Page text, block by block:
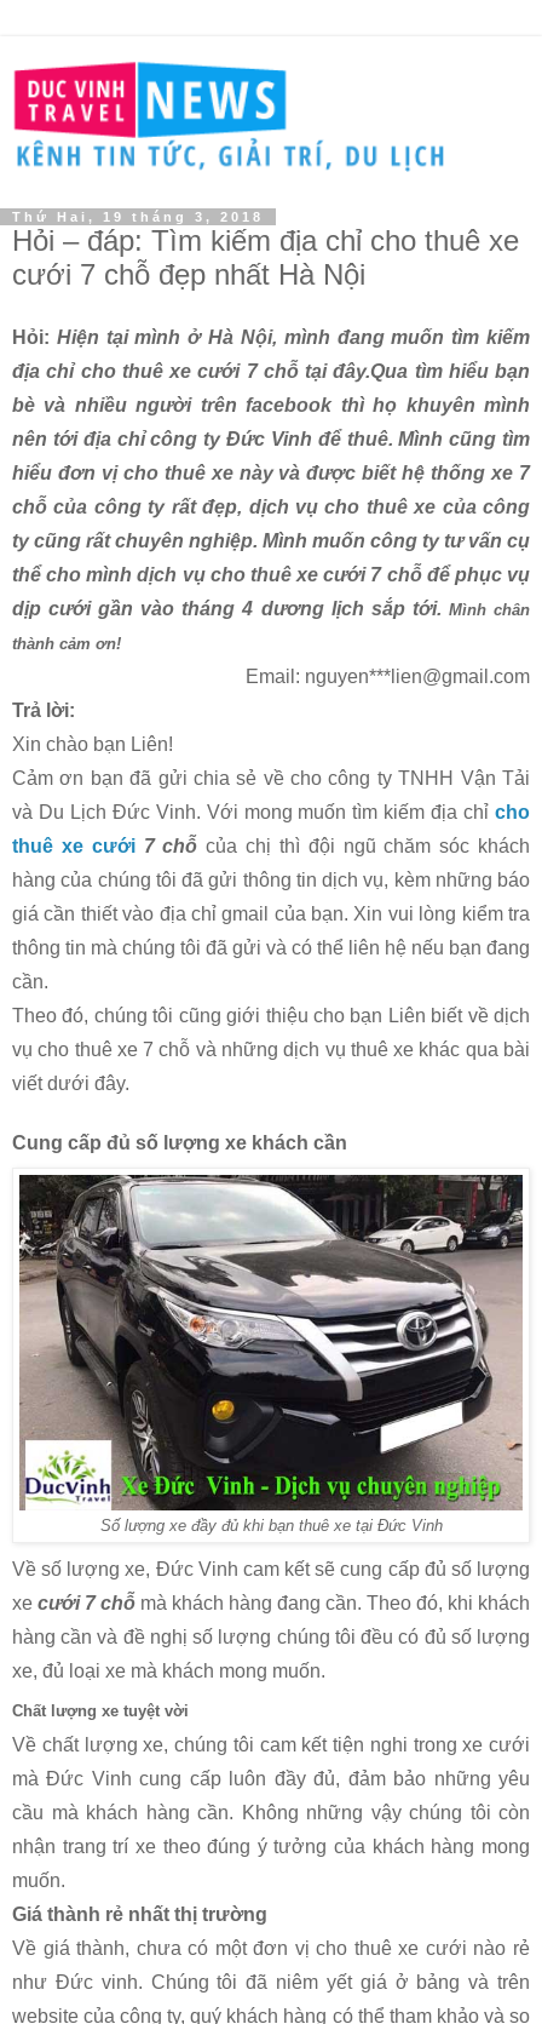
Thứ Hai, 19 tháng 3, 2018
Hỏi – đáp: Tìm kiếm địa chỉ cho thuê xe
cưới 7 chỗ đẹp nhất Hà Nội
Hỏi: Hiện tại mình ở Hà Nội, mình đang muốn tìm kiếm
địa chỉ cho thuê xe cưới 7 chỗ tại đây.Qua tìm hiểu bạn
bè và nhiều người trên facebook thì họ khuyên mình
nên tới địa chỉ công ty Đức Vinh để thuê. Mình cũng tìm
hiểu đơn vị cho thuê xe này và được biết hệ thống xe 7
chỗ của công ty rất đẹp, dịch vụ cho thuê xe của công
ty cũng rất chuyên nghiệp. Mình muốn công ty tư vấn cụ
thể cho mình dịch vụ cho thuê xe cưới 7 chỗ để phục vụ
dịp cưới gần vào tháng 4 dương lịch sắp tới. Mình chân
thành cảm ơn!
Email: nguyen***lien@gmail.com
Trả lời:
Xin chào bạn Liên!
Cảm ơn bạn đã gửi chia sẻ về cho công ty TNHH Vận Tải
và Du Lịch Đức Vinh. Với mong muốn tìm kiếm địa chỉ cho
thuê xe cưới7 chỗ của chị thì đội ngũ chăm sóc khách
hàng của chúng tôi đã gửi thông tin dịch vụ, kèm những báo
giá cần thiết vào địa chỉ gmail của bạn. Xin vui lòng kiểm tra
thông tin mà chúng tôi đã gửi và có thể liên hệ nếu bạn đang
cần.
Theo đó, chúng tôi cũng giới thiệu cho bạn Liên biết về dịch
vụ cho thuê xe 7 chỗ và những dịch vụ thuê xe khác qua bài
viết dưới đây.
Cung cấp đủ số lượng xe khách cần
Số lượng xe đầy đủ khi bạn thuê xe tại Đức Vinh
Về số lượng xe, Đức Vinh cam kết sẽ cung cấp đủ số lượng
xe cưới 7 chỗ mà khách hàng đang cần. Theo đó, khi khách
hàng cần và đề nghị số lượng chúng tôi đều có đủ số lượng
xe, đủ loại xe mà khách mong muốn.
Chất lượng xe tuyệt vời
Về chất lượng xe, chúng tôi cam kết tiện nghi trong xe cưới
mà Đức Vinh cung cấp luôn đầy đủ, đảm bảo những yêu
cầu mà khách hàng cần. Không những vậy chúng tôi còn
nhận trang trí xe theo đúng ý tưởng của khách hàng mong
muốn.
Giá thành rẻ nhất thị trường
Về giá thành, chưa có một đơn vị cho thuê xe cưới nào rẻ
như Đức vinh. Chúng tôi đã niêm yết giá ở bảng và trên
website của công ty, quý khách hàng có thể tham khảo và so